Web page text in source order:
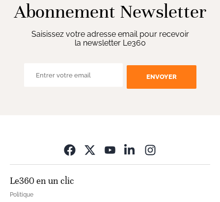
Abonnement Newsletter
Saisissez votre adresse email pour recevoir
la newsletter Le360
ENVOYER
Le360 en un clic
Politique